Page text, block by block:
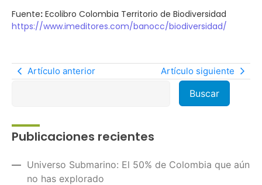
Fuente: Ecolibro Colombia Territorio de Biodiversidad
https://www.imeditores.com/banocc/biodiversidad/
Artículo anterior Artículo siguiente
Publicaciones recientes
Universo Submarino: El 50% de Colombia que aún
no has explorado